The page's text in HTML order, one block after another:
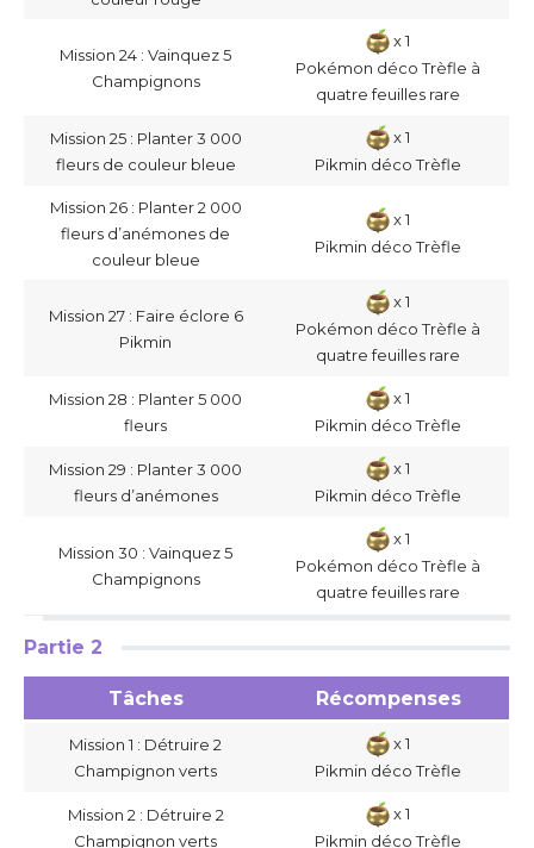
Mission 24 : Vainquez 5
Champignons
x 1
Pokémon déco Trèfle à
quatre feuilles rare
Mission 25 : Planter 3 000
fleurs de couleur bleue
x 1
Pikmin déco Trèfle
Mission 26 : Planter 2 000
fleurs d’anémones de
couleur bleue
x 1
Pikmin déco Trèfle
Mission 27 : Faire éclore 6
Pikmin
x 1
Pokémon déco Trèfle à
quatre feuilles rare
Mission 28 : Planter 5 000
fleurs
x 1
Pikmin déco Trèfle
Mission 29 : Planter 3 000
fleurs d’anémones
x 1
Pikmin déco Trèfle
Mission 30 : Vainquez 5
Champignons
x 1
Pokémon déco Trèfle à
quatre feuilles rare
Partie 2
Tâches Récompenses
Mission 1 : Détruire 2
Champignon verts
x 1
Pikmin déco Trèfle
Mission 2 : Détruire 2
Champignon verts
x 1
Pikmin déco Trèfle